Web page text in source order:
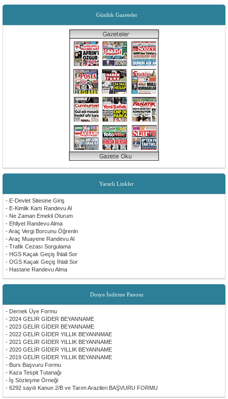
Öncelikle sitemiz tüm köyümüz için hayırlı ugurlu olsun. Yenilikler için, emeği geçen
Günlük Gazeteler
Yararlı Linkler
- E-Devlet Sitesine Giriş
- E-Kimlik Kartı Randevu Al
- Ne Zaman Emekli Olurum
- Ehliyet Randevu Alma
- Araç Vergi Borcunu Öğrenin
- Araç Muayene Randevu Al
- Trafik Cezası Sorgulama
- HGS Kaçak Geçiş İhlali Sor
- OGS Kaçak Geçiş İhlali Sor
- Hastane Randevu Alma
Dosya İndirme Panosu
- Dernek Üye Formu
- 2024 GELİR GİDER BEYANNAME
- 2023 GELİR GİDER BEYANNAME
- 2022 GELİR GİDER YILLIK BEYANNMAE
- 2021 GELİR GİDER YILLIK BEYANNAME
- 2020 GELİR GİDER YILLIK BEYANNAME
- 2019 GELİR GİDER YILLIK BEYANNAME
- Burs Başvuru Formu
- Kaza Tespit Tutanağı
- İş Sözleşme Örneği
- 6292 sayılı Kanun 2/B ve Tarım Arazileri BAŞVURU FORMU